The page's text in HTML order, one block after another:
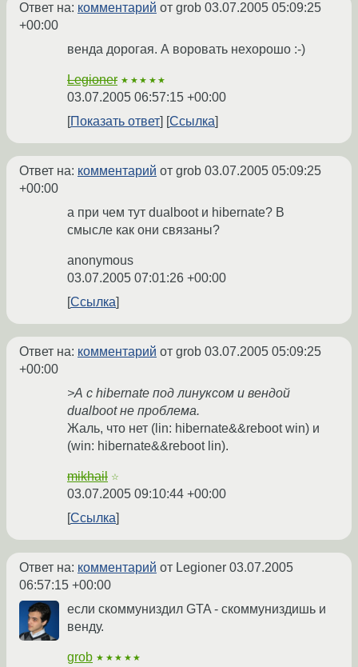
Ответ на: комментарий от grob 03.07.2005 05:09:25
+00:00
венда дорогая. А воровать нехорошо :-)
Legioner ★★★★★
03.07.2005 06:57:15 +00:00
Показать ответ
Ссылка
Ответ на: комментарий от grob 03.07.2005 05:09:25
+00:00
а при чем тут dualboot и hibernate? В
смысле как они связаны?
anonymous
03.07.2005 07:01:26 +00:00
Ссылка
Ответ на: комментарий от grob 03.07.2005 05:09:25
+00:00
>А с hibernate под линуксом и вендой
dualboot не проблема.
Жаль, что нет (lin: hibernate&&reboot win) и
(win: hibernate&&reboot lin).
mikhail ☆
03.07.2005 09:10:44 +00:00
Ссылка
Ответ на: комментарий от Legioner 03.07.2005
06:57:15 +00:00
если скоммуниздил GTA - скоммуниздишь и
венду.
grob ★★★★★